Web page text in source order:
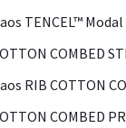
TENCEL™
COMBED
RIB COTTON
COMBED